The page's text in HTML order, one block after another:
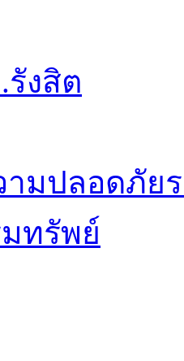
งสิต
ามปลอดภัย
ทรัพย์